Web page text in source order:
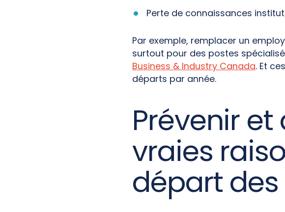
Perte de connaissances
Par exemple, remplacer un
surtout pour des postes
Business & Industry Canada. Et
départs par année.
Prévenir
vraies
départ